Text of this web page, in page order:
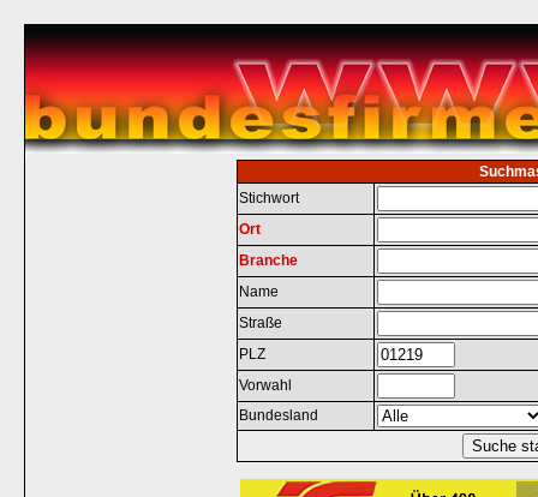
Stichwort
Ort
Branche
Name
Straße
PLZ
Vorwahl
Bundesland